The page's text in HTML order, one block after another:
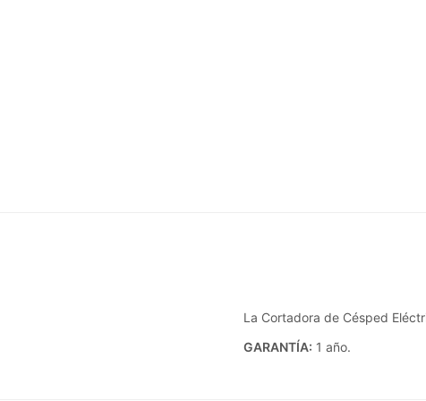
La Cortadora de Césped
GARANTÍA: 1 año.